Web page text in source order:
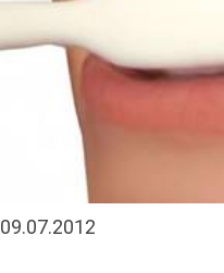
09.07.2012